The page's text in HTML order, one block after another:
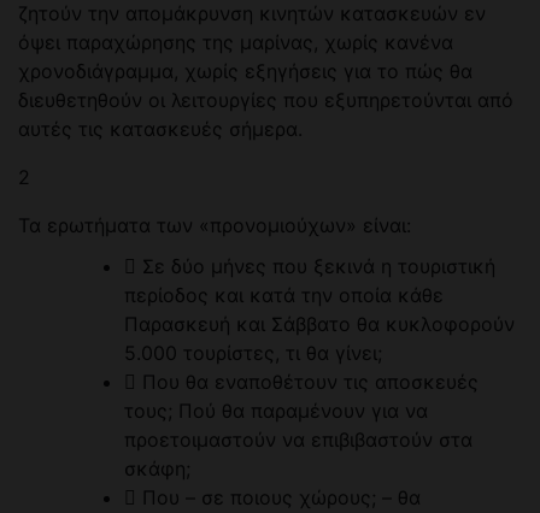
ζητούν την απομάκρυνση κινητών κατασκευών εν
όψει παραχώρησης της μαρίνας, χωρίς κανένα
χρονοδιάγραμμα, χωρίς εξηγήσεις για το πώς θα
διευθετηθούν οι λειτουργίες που εξυπηρετούνται από
αυτές τις κατασκευές σήμερα.
2
Τα ερωτήματα των «προνομιούχων» είναι:
 Σε δύο μήνες που ξεκινά η τουριστική
περίοδος και κατά την οποία κάθε
Παρασκευή και Σάββατο θα κυκλοφορούν
5.000 τουρίστες, τι θα γίνει;
 Που θα εναποθέτουν τις αποσκευές
τους; Πού θα παραμένουν για να
προετοιμαστούν να επιβιβαστούν στα
σκάφη;
 Που – σε ποιους χώρους; – θα